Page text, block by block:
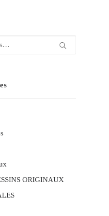
ORIGINAUX